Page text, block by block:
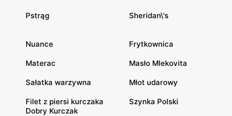
Pstrąg Sheridan\'s
Nuance Frytkownica
Materac Masło Mlekovita
Sałatka warzywna Młot udarowy
Filet z piersi kurczaka
Dobry Kurczak
Szynka Polski